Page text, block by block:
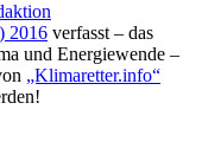
2016 verfasst – das
und Energiewende –
„Klimaretter.info“